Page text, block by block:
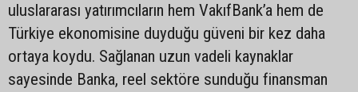
uluslararası yatırımcıların hem VakıfBank’a hem de
Türkiye ekonomisine duyduğu güveni bir kez daha
ortaya koydu. Sağlanan uzun vadeli kaynaklar
sayesinde Banka, reel sektöre sunduğu finansman